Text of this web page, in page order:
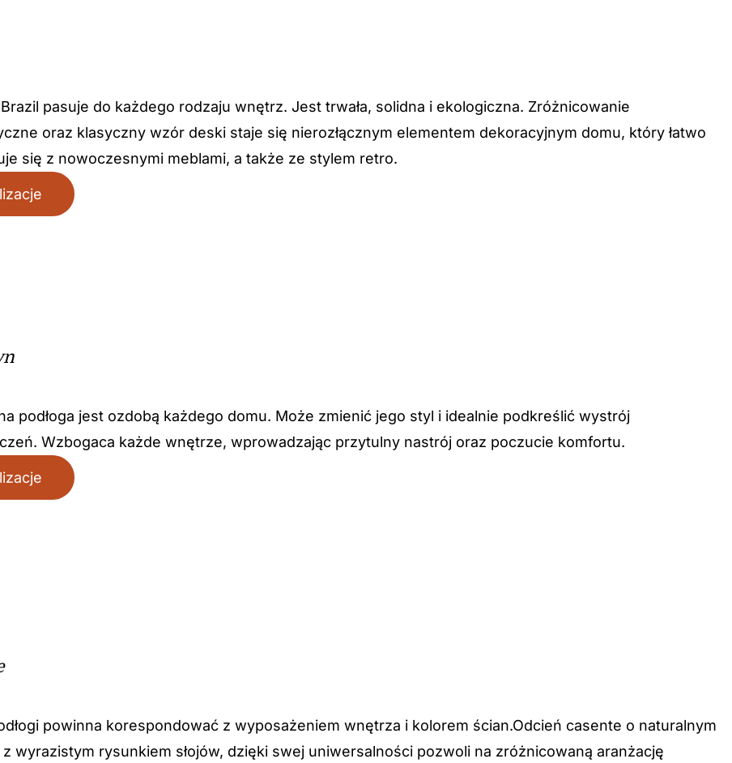
Brazil pasuje do każdego rodzaju wnętrz. Jest trwała, solidna i ekologiczna. Zróżnicowanie
oraz klasyczny wzór deski staje się nierozłącznym elementem dekoracyjnym domu, który łatwo
się z nowoczesnymi meblami, a także ze stylem retro.
podłoga jest ozdobą każdego domu. Może zmienić jego styl i idealnie podkreślić wystrój
Wzbogaca każde wnętrze, wprowadzając przytulny nastrój oraz poczucie komfortu.
powinna korespondować z wyposażeniem wnętrza i kolorem ścian.Odcień casente o naturalnym
wyrazistym rysunkiem słojów, dzięki swej uniwersalności pozwoli na zróżnicowaną aranżację